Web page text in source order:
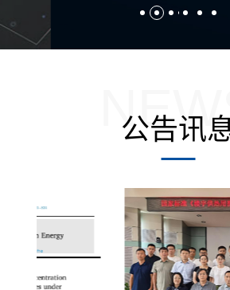
公告讯
NEWS